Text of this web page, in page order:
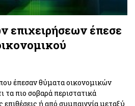
επιχειρήσεων έπεσε
έπεσαν θύματα οικονομικών
πιο σοβαρά περιστατικά
ή από συμπαιγνία μεταξύ